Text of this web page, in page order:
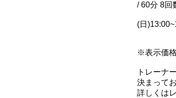
/ 60分 8回
(日
※表示価
トレーナ
決まって
詳しくは